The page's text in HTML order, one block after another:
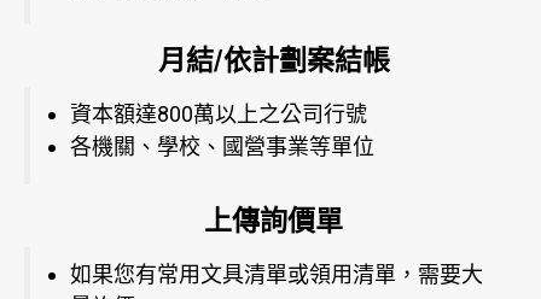
月結/依計劃案結帳
資本額達800萬以上之公司行號
各機關、學校、國營事業等單位
上傳詢價單
如果您有常用文具清單或領用清單，需要大